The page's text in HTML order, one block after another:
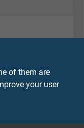
of them are
your user